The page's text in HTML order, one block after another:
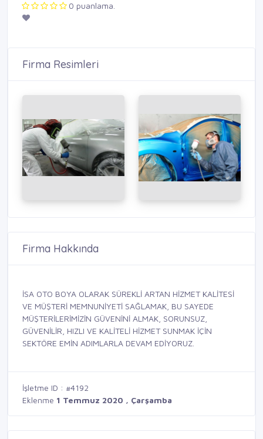
0 puanlama.
Firma Resimleri
Firma Hakkında
İSA OTO BOYA OLARAK SÜREKLİ ARTAN HİZMET KALİTESİ
VE MÜŞTERİ MEMNUNİYETİ SAĞLAMAK, BU SAYEDE
MÜŞTERİLERİMİZİN GÜVENİNİ ALMAK, SORUNSUZ,
GÜVENİLİR, HIZLI VE KALİTELİ HİZMET SUNMAK İÇİN
SEKTÖRE EMİN ADIMLARLA DEVAM EDİYORUZ.
İşletme ID : #4192
Eklenme 1 Temmuz 2020 , Çarşamba